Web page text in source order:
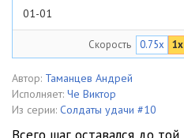
01-01
01-03
01-04
Скорость 0.75x 1x
Автор: Таманцев Андрей
Исполняет: Че Виктор
Из серии: Солдаты удачи #10